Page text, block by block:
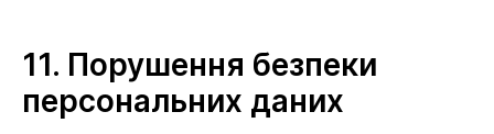
11. Порушення безпеки
персональних даних